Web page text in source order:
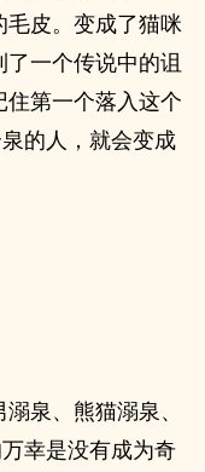
皮。变成了猫咪
一个传说中的诅
第一个落入这个
的人，就会变成
泉、熊猫溺泉、
幸是没有成为奇